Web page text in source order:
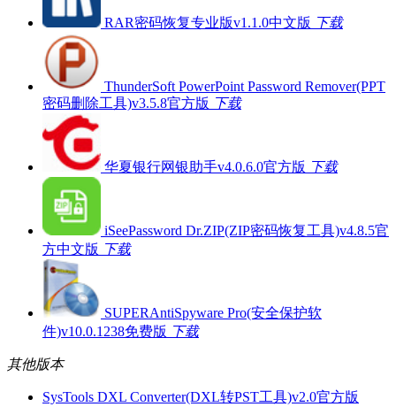
RAR密码恢复专业版v1.1.0中文版 下载
ThunderSoft PowerPoint Password Remover(PPT
密码删除工具)v3.5.8官方版 下载
华夏银行网银助手v4.0.6.0官方版 下载
iSeePassword Dr.ZIP(ZIP密码恢复工具)v4.8.5官
方中文版 下载
SUPERAntiSpyware Pro(安全保护软
件)v10.0.1238免费版 下载
其他版本
SysTools DXL Converter(DXL转PST工具)v2.0官方版